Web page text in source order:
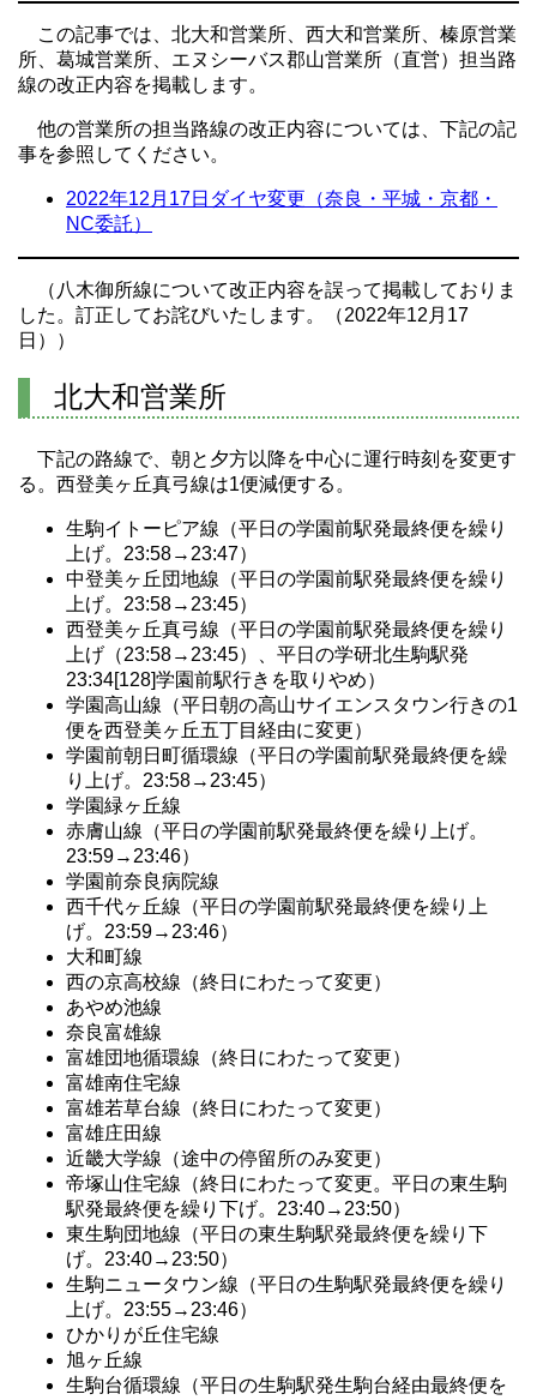
この記事では、北大和営業所、西大和営業所、榛原営業
所、葛城営業所、エヌシーバス郡山営業所（直営）担当路
線の改正内容を掲載します。
他の営業所の担当路線の改正内容については、下記の記
事を参照してください。
2022年12月17日ダイヤ変更（奈良・平城・京都・
NC委託）
（八木御所線について改正内容を誤って掲載しておりま
した。訂正してお詫びいたします。（2022年12月17
日））
北大和営業所
下記の路線で、朝と夕方以降を中心に運行時刻を変更す
る。西登美ヶ丘真弓線は1便減便する。
生駒イトーピア線（平日の学園前駅発最終便を繰り
上げ。23:58→23:47）
中登美ヶ丘団地線（平日の学園前駅発最終便を繰り
上げ。23:58→23:45）
西登美ヶ丘真弓線（平日の学園前駅発最終便を繰り
上げ（23:58→23:45）、平日の学研北生駒駅発
23:34[128]学園前駅行きを取りやめ）
学園高山線（平日朝の高山サイエンスタウン行きの1
便を西登美ヶ丘五丁目経由に変更）
学園前朝日町循環線（平日の学園前駅発最終便を繰
り上げ。23:58→23:45）
学園緑ヶ丘線
赤膚山線（平日の学園前駅発最終便を繰り上げ。
23:59→23:46）
学園前奈良病院線
西千代ヶ丘線（平日の学園前駅発最終便を繰り上
げ。23:59→23:46）
大和町線
西の京高校線（終日にわたって変更）
あやめ池線
奈良富雄線
富雄団地循環線（終日にわたって変更）
富雄南住宅線
富雄若草台線（終日にわたって変更）
富雄庄田線
近畿大学線（途中の停留所のみ変更）
帝塚山住宅線（終日にわたって変更。平日の東生駒
駅発最終便を繰り下げ。23:40→23:50）
東生駒団地線（平日の東生駒駅発最終便を繰り下
げ。23:40→23:50）
生駒ニュータウン線（平日の生駒駅発最終便を繰り
上げ。23:55→23:46）
ひかりが丘住宅線
旭ヶ丘線
生駒台循環線（平日の生駒駅発生駒台経由最終便を